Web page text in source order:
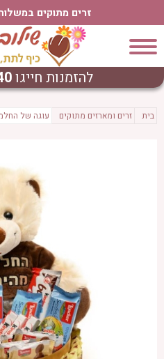
זרים מתוקים
להזמנות חייגו
בית זרים ומארזים מתוקים עוגה של